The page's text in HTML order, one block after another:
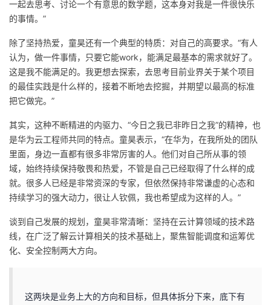
一起去思考、讨论一个有意思的数学题，这本身对我是一件很快乐
的事情。”
除了坚持热爱，童昊还有一个典型的特质：对自己的高要求。“有人
认为，做一件事情，只要它能work，能满足最基本的需求就好了。
这是我不能满足的。我更想去探索，去思考目前业界关于某个项目
的最佳实践是什么样的，接着不断地去挖掘，并期望以最高的标准
把它做完。”
其实，这种不断精进的内驱力、“今日之我已非昨日之我”的精神，也
是华为云工程师共同的特点。童昊表示，“在华为，在我所处的团队
里面，身边一直都有很多非常厉害的人。他们对自己所从事的领
域，始终持续保持敬畏和热爱，不管是自己已经取得了什么样的成
就。很多人已经是非常资深的专家，但依然保持非常谦虚的心态和
持续学习的强大动力，很让人钦佩，我也希望成为这样的人。”
谈到自己发展的规划，童昊非常清晰：坚持在云计算领域的技术路
线，在广泛了解云计算相关的技术基础上，聚焦智能调度和运筹优
化、安全控制两大方向。
这两块是业务上大的方向和目标，但具体拆分下来，底下有